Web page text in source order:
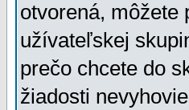
otvorená, môžete
užívateľskej
prečo chcete do
žiadosti